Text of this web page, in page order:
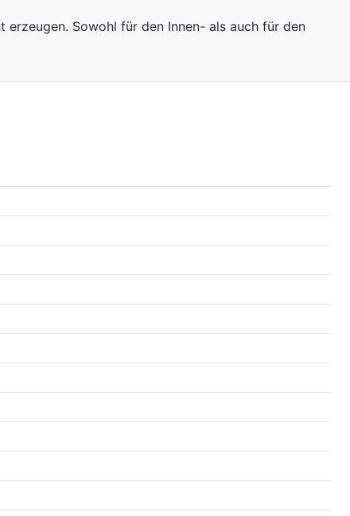
Sowohl für den Innen- als auch für den